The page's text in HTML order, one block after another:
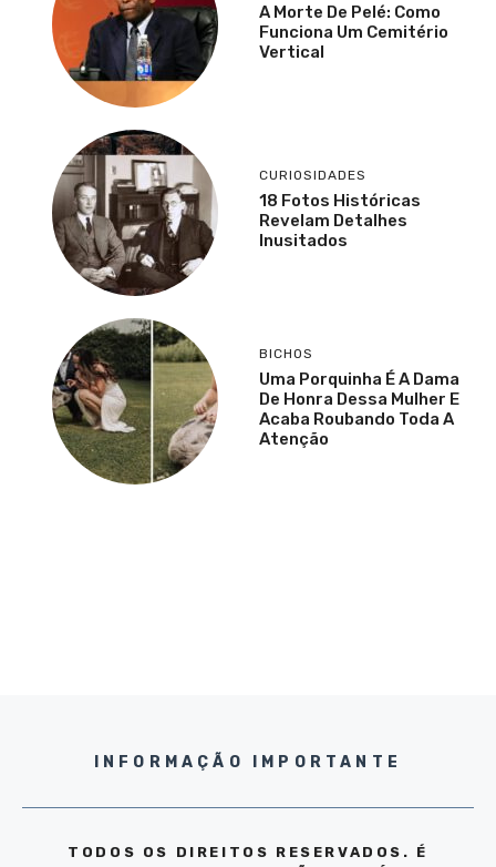
A Morte De Pelé: Como
Funciona Um Cemitério
Vertical
CURIOSIDADES
18 Fotos Históricas
Revelam Detalhes
Inusitados
BICHOS
Uma Porquinha É A Dama
De Honra Dessa Mulher E
Acaba Roubando Toda A
Atenção
INFORMAÇÃO IMPORTANTE
TODOS OS DIREITOS RESERVADOS. É